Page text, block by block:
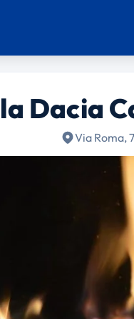
Dacia
Via Roma,